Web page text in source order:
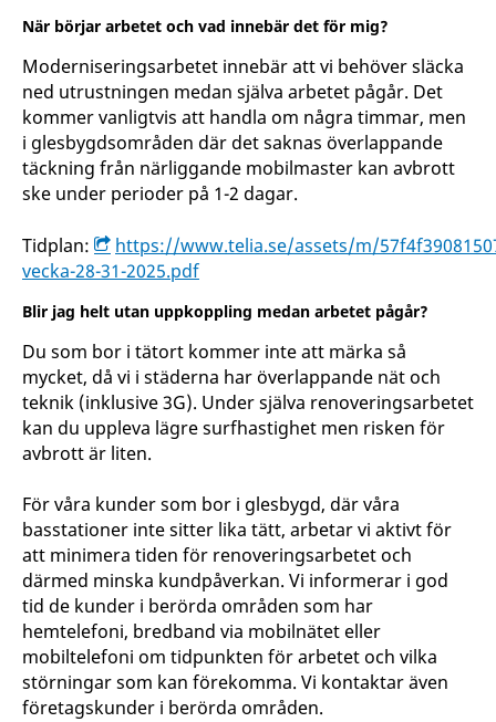
När börjar arbetet och vad innebär det för mig?
Moderniseringsarbetet innebär att vi behöver släcka
ned utrustningen medan själva arbetet pågår. Det
kommer vanligtvis att handla om några timmar, men
i glesbygdsområden där det saknas överlappande
täckning från närliggande mobilmaster kan avbrott
ske under perioder på 1-2 dagar.
Tidplan:
https://www.telia.se/assets/m/
vecka-28-31-2025.pdf
Blir jag helt utan uppkoppling medan arbetet pågår?
Du som bor i tätort kommer inte att märka så
mycket, då vi i städerna har överlappande nät och
teknik (inklusive 3G). Under själva renoveringsarbetet
kan du uppleva lägre surfhastighet men risken för
avbrott är liten.
För våra kunder som bor i glesbygd, där våra
basstationer inte sitter lika tätt, arbetar vi aktivt för
att minimera tiden för renoveringsarbetet och
därmed minska kundpåverkan. Vi informerar i god
tid de kunder i berörda områden som har
hemtelefoni, bredband via mobilnätet eller
mobiltelefoni om tidpunkten för arbetet och vilka
störningar som kan förekomma. Vi kontaktar även
företagskunder i berörda områden.